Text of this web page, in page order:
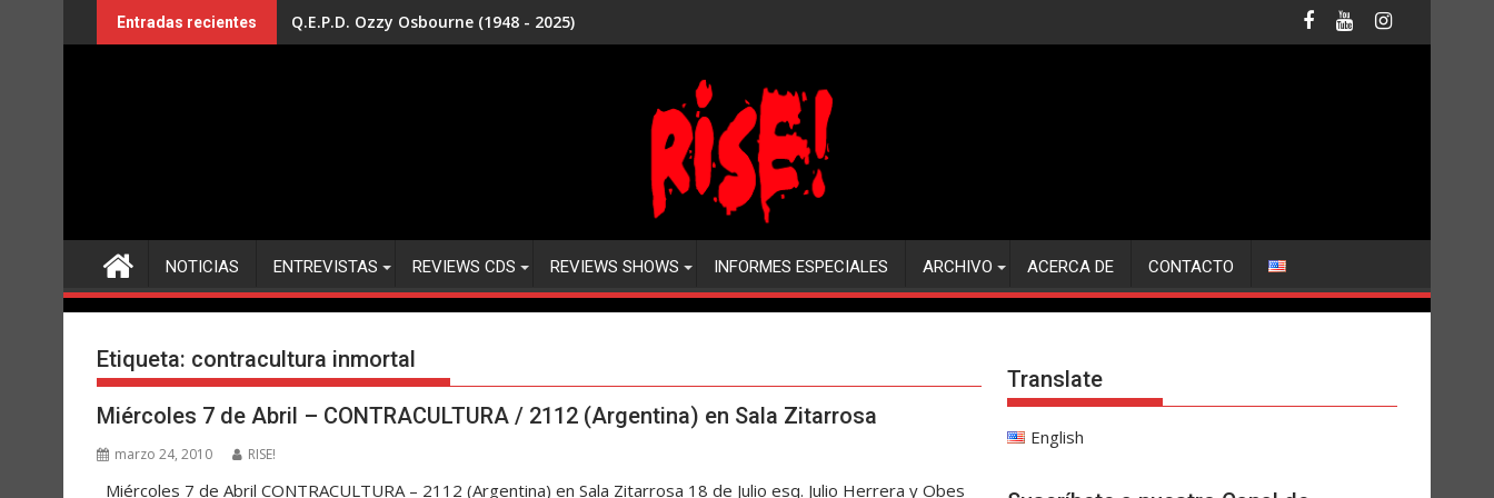
al
Entradas recientes Q.E.P.D. Ozzy Osbourne (1948 - 2025)
NOTICIAS ENTREVISTAS REVIEWS CDS REVIEWS SHOWS INFORMES ESPECIALES ARCHIVO ACERCA DE CONTACTO
Etiqueta: contracultura inmortal
Miércoles 7 de Abril – CONTRACULTURA / 2112 (Argentina) en Sala Zitarrosa
marzo 24, 2010 RISE!
Miércoles 7 de Abril CONTRACULTURA – 2112 (Argentina) en Sala Zitarrosa 18 de Julio esq. Julio Herrera y Obes
Translate
English